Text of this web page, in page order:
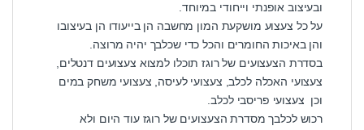
ובעיצוב אופנתי וייחודי במיוחד.
על כל צעצוע מושקעת המון מחשבה הן בייעודו הן בעיצובו
והן באיכות החומרים והכל כדי שכלבך יהיה מרוצה.
בסדרת הצעצועים של רוגז תוכלו למצוא צעצועים דנטלים,
צעצועי האכלה לכלב, צעצועי לעיסה, צעצועי משחק במים
וכן צעצועי פריסבי לכלב.
רכוש לכלבך מסדרת הצעצועים של רוגז עוד היום ולא